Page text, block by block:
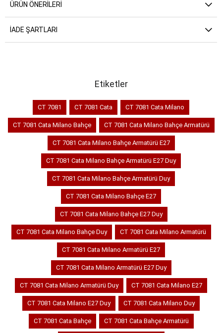
ÜRÜN ÖNERILERI
İADE ŞARTLARI
Etiketler
CT 7081 CT 7081 Cata CT 7081 Cata Milano
CT 7081 Cata Milano Bahçe CT 7081 Cata Milano Bahçe Armatürü
CT 7081 Cata Milano Bahçe Armatürü E27
CT 7081 Cata Milano Bahçe Armatürü E27 Duy
CT 7081 Cata Milano Bahçe Armatürü Duy
CT 7081 Cata Milano Bahçe E27
CT 7081 Cata Milano Bahçe E27 Duy
CT 7081 Cata Milano Bahçe Duy CT 7081 Cata Milano Armatürü
CT 7081 Cata Milano Armatürü E27
CT 7081 Cata Milano Armatürü E27 Duy
CT 7081 Cata Milano Armatürü Duy CT 7081 Cata Milano E27
CT 7081 Cata Milano E27 Duy CT 7081 Cata Milano Duy
CT 7081 Cata Bahçe CT 7081 Cata Bahçe Armatürü